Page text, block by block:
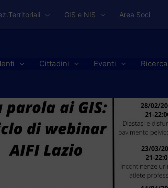
GIS e NIS Area Soci
Cittadini Eventi Ricerca